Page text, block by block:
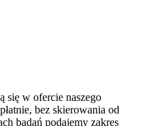
się w ofercie naszego
bez skierowania od
badań podajemy zakres